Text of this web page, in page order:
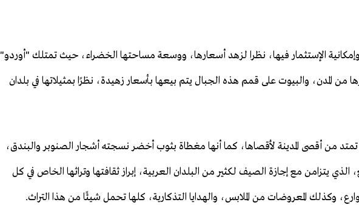
الإستثمار فيها، نظرا لزهد أسعارها، ووسعة مساحتها الخضراء، حيث تمتلك "أوردو"
من المدن، والبيوت على قمم هذه الجبال يتم بيعها بأسعار زهيدة، نظرًا بمثيلاتها في بلدان
من أقصى المدينة لأقصاها، كما أنها مغطاة بثوب أخضر نسجته أشجار الصنوبر والبندق،
يتزامن مع إجازة الصيف لكثير من البلدان العربية، إبراز ثقافتها وتراثها الخاص في كل
وكذلك المعروضات من الملابس، والهدايا التذكارية، كلها تحمل شيئًا من هذا التراث.